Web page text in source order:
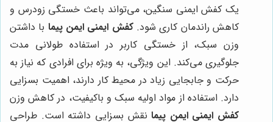
یک کفش ایمنی سنگین، می‌تواند باعث خستگی زودرس و
کاهش راندمان کاری شود.کفش ایمنی ایمن پیما با داشتن
وزن سبک، از خستگی کاربر در استفاده طولانی مدت
جلوگیری می‌کند. این ویژگی، به ویژه برای افرادی که نیاز به
حرکت و جابجایی زیاد در محیط کار دارند، اهمیت بسزایی
دارد. استفاده از مواد اولیه سبک و باکیفیت، در کاهش وزن
کفش ایمنی ایمن پیمانقش بسزایی داشته است. طراحی